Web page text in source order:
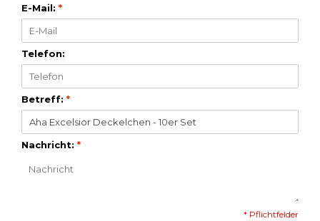
E-Mail: *
Telefon:
Betreff: *
Nachricht: *
* Pflichtfelder